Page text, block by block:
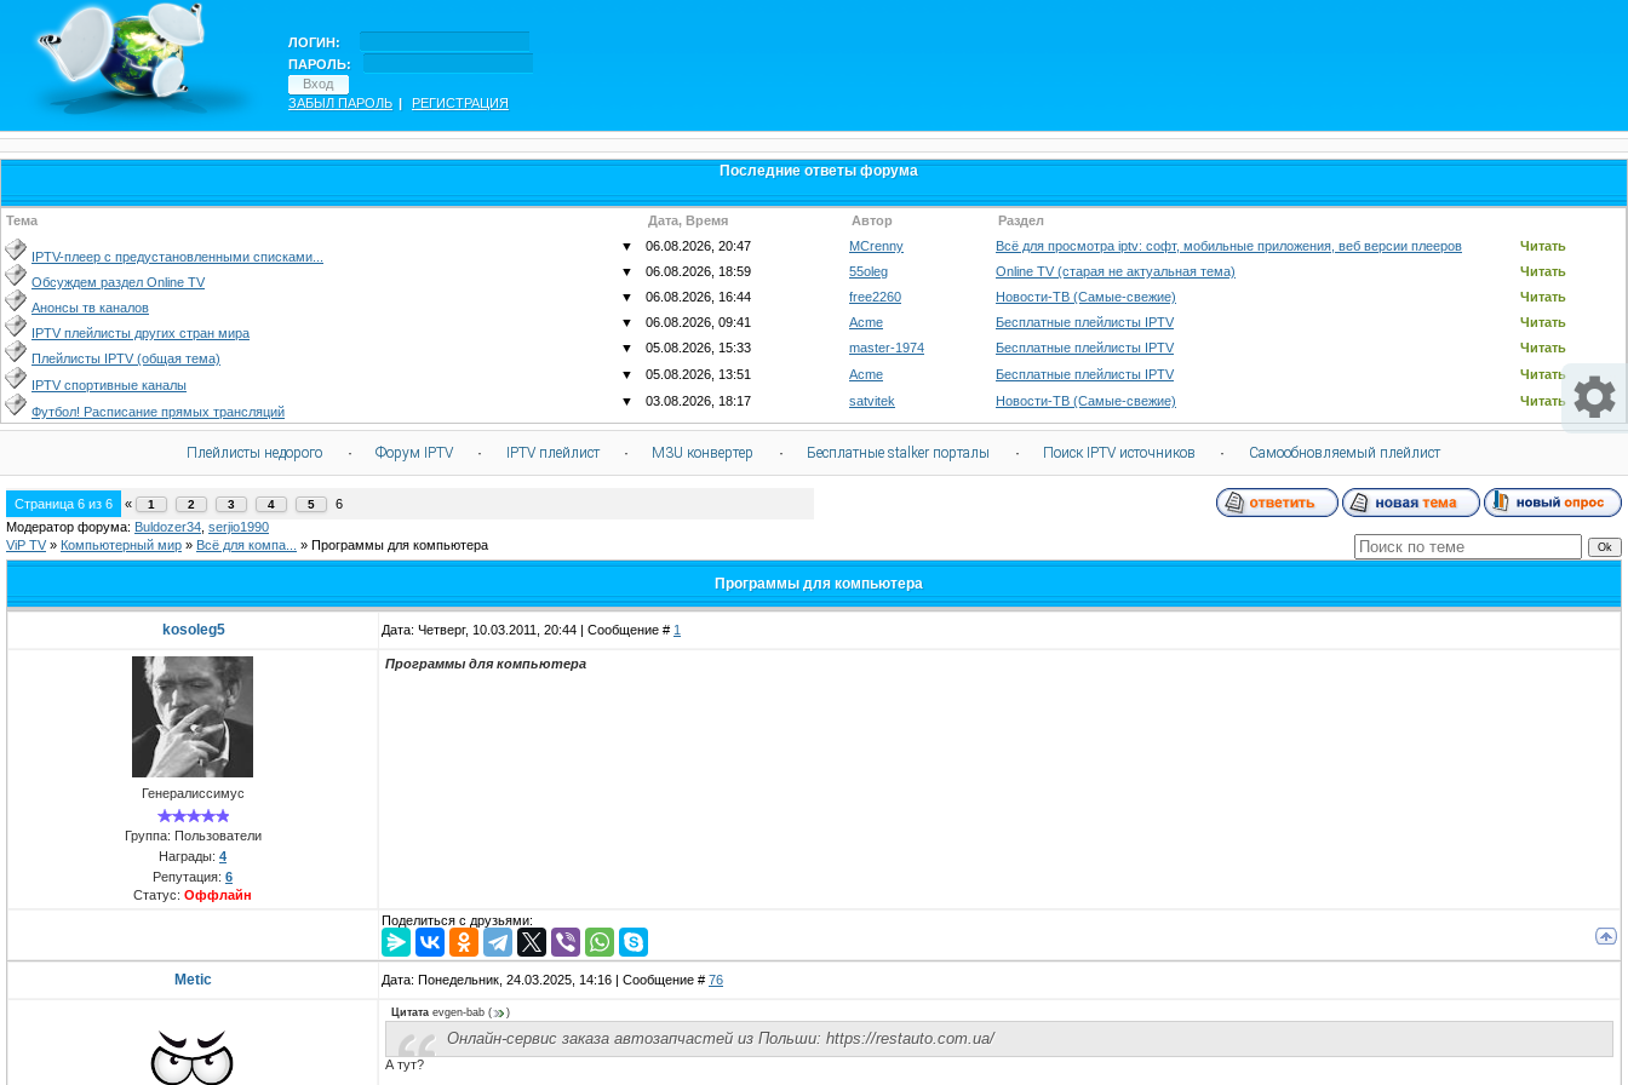
ЛОГИН:
ПАРОЛЬ:
ЗАБЫЛ ПАРОЛЬ | РЕГИСТРАЦИЯ
Последние ответы форума
Тема Дата, Время Автор Раздел
IPTV-плеер с предустановленными списками...
▼ 06.08.2026, 20:47 MCrenny Всё для просмотра iptv: софт, мобильные приложения, веб версии плееров Читать
Обсуждем раздел Online TV
▼ 06.08.2026, 18:59 55oleg Online TV (старая не актуальная тема) Читать
Анонсы тв каналов
▼ 06.08.2026, 16:44 free2260 Новости-ТВ (Самые-свежие) Читать
IPTV плейлисты других стран мира
▼ 06.08.2026, 09:41 Acme Бесплатные плейлисты IPTV Читать
Плейлисты IPTV (общая тема)
▼ 05.08.2026, 15:33 master-1974 Бесплатные плейлисты IPTV Читать
IPTV спортивные каналы
▼ 05.08.2026, 13:51 Acme Бесплатные плейлисты IPTV Читать
Футбол! Расписание прямых трансляций
▼ 03.08.2026, 18:17 satvitek Новости-ТВ (Самые-свежие) Читать
Плейлисты недорого · Форум IPTV · IPTV плейлист · M3U конвертер · Бесплатные stalker порталы · Поиск IPTV источников · Самообновляемый плейлист
Страница 6 из 6 « 1 2 3 4 5
6
Модератор форума: Buldozer34 serjio1990
ViP TV » Компьютерный мир » Всё для компa... » Программы для компьютера
Программы для компьютера
kosoleg5 Дата: Четверг, 10.03.2011, 20:44 | Сообщение # 1
Генералиссимус
Группа: Пользователи
Награды: 4
Репутация: 6
Статус: Оффлайн
Программы для компьютера
Поделиться с друзьями:
Metic Дата: Понедельник, 24.03.2025, 14:16 | Сообщение # 76
Цитата evgen-bab ( )
Онлайн-сервис заказа автозапчастей из Польши: https://restauto.com.ua/
А тут?